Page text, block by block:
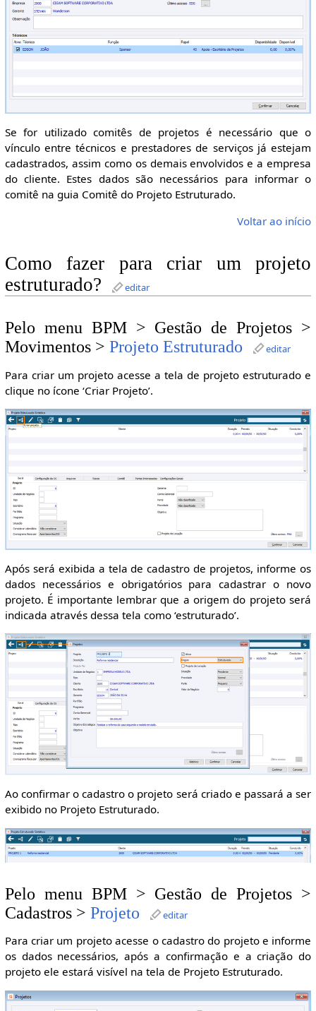
Se for utilizado comitês de projetos é necessário que o
vínculo entre técnicos e prestadores de serviços já estejam
cadastrados, assim como os demais envolvidos e a empresa
do cliente. Estes dados são necessários para informar o
comitê na guia Comitê do Projeto Estruturado.
Voltar ao início
Como fazer para criar um projeto
estruturado?
editar
Pelo menu BPM > Gestão de Projetos >
Movimentos > Projeto Estruturado editar
Para criar um projeto acesse a tela de projeto estruturado e
clique no ícone ‘Criar Projeto’.
Após será exibida a tela de cadastro de projetos, informe os
dados necessários e obrigatórios para cadastrar o novo
projeto. É importante lembrar que a origem do projeto será
indicada através dessa tela como ‘estruturado’.
Ao confirmar o cadastro o projeto será criado e passará a ser
exibido no Projeto Estruturado.
Pelo menu BPM > Gestão de Projetos >
Cadastros > Projeto editar
Para criar um projeto acesse o cadastro do projeto e informe
os dados necessários, após a confirmação e a criação do
projeto ele estará visível na tela de Projeto Estruturado.